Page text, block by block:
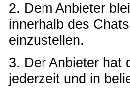
2. Dem Anbieter
innerhalb des
einzustellen.
3. Der Anbieter hat
jederzeit und in